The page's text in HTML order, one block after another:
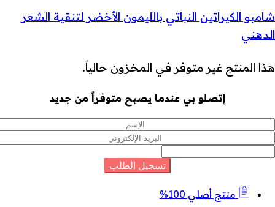
شامبو الكيراتين النباتي بالليمون الأخضر لتنقية الشعر
الدهني
هذا المنتج غير متوفر في المخزون حالياً.
إتصلو بي عندما يصبح متوفراً من جديد
منتج أصلي 100%